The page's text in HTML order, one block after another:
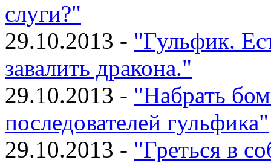
слуги?"
29.10.2013 - "Гульфик.
завалить дракона."
29.10.2013 - "Набрать
последователей гульфика"
29.10.2013 - "Греться в